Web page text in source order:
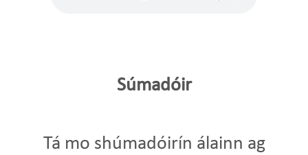
Súmadóir
Tá mo shúmadóirín álainn ag